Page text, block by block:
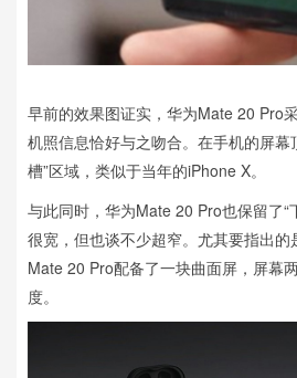
早前的效果图证实，华为Mate 20 Pro
机照信息恰好与之吻合。在手机的屏幕
槽”区域，类似于当年的iPhone X。
与此同时，华为Mate 20 Pro也保留了“
很宽，但也谈不少超窄。尤其要指出
Mate 20 Pro配备了一块曲面屏，屏幕
度。